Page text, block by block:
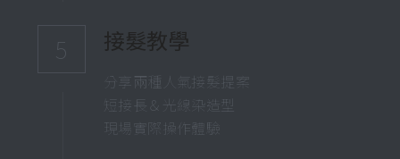
5 接髮教學
分享兩種人氣接髮提案
短接長＆光線染造型
現場實際操作體驗